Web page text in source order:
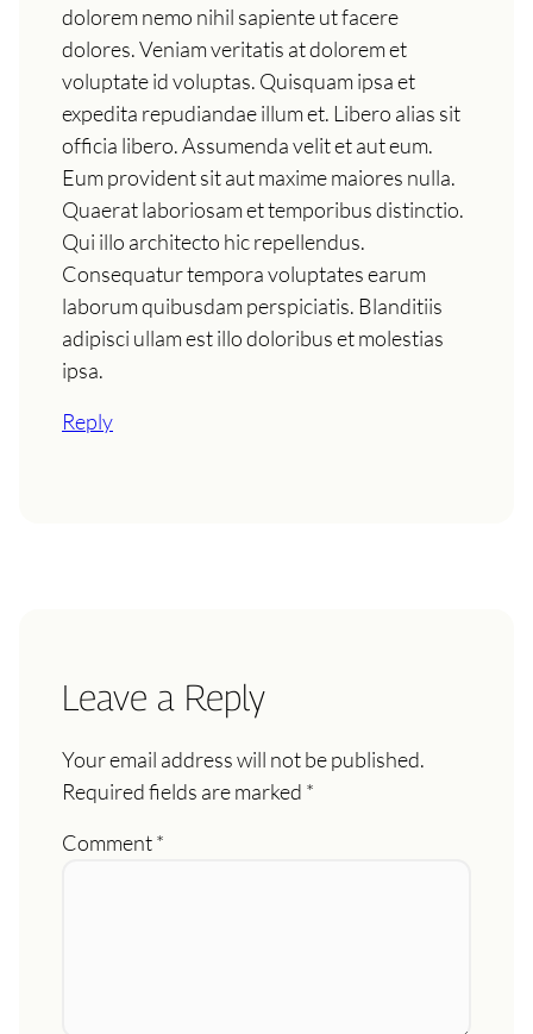
dolorem nemo nihil sapiente ut facere
dolores. Veniam veritatis at dolorem et
voluptate id voluptas. Quisquam ipsa et
expedita repudiandae illum et. Libero alias sit
officia libero. Assumenda velit et aut eum.
Eum provident sit aut maxime maiores nulla.
Quaerat laboriosam et temporibus distinctio.
Qui illo architecto hic repellendus.
Consequatur tempora voluptates earum
laborum quibusdam perspiciatis. Blanditiis
adipisci ullam est illo doloribus et molestias
ipsa.
Reply
Leave a Reply
Your email address will not be published.
Required fields are marked *
Comment*